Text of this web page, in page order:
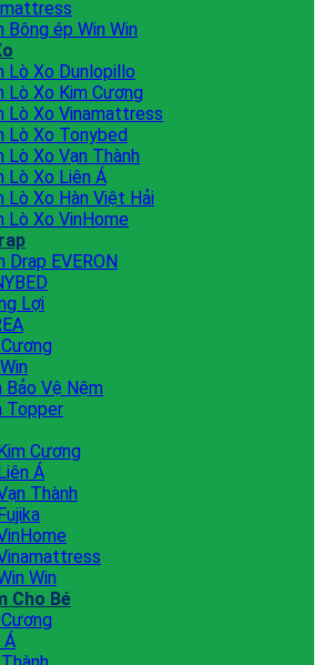
Bông ép Win Win
Lò Xo Dunlopillo
Lò Xo Kim Cương
Lò Xo Vinamattress
Lò Xo Tonybed
Lò Xo Vạn Thành
Lò Xo Liên Á
Lò Xo Hàn Việt Hải
Lò Xo VinHome
Drap EVERON
Lợi
Bảo Vệ Nệm
Topper
Cương
Á
Thành
Win
Cho Bé
Á